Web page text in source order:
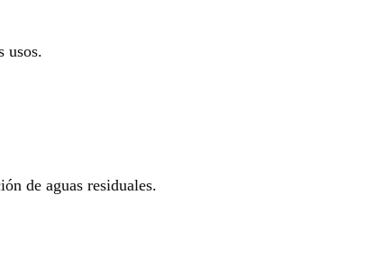
usos.
de aguas residuales.